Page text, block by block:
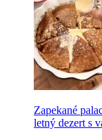
Zapekané
letný dezert s